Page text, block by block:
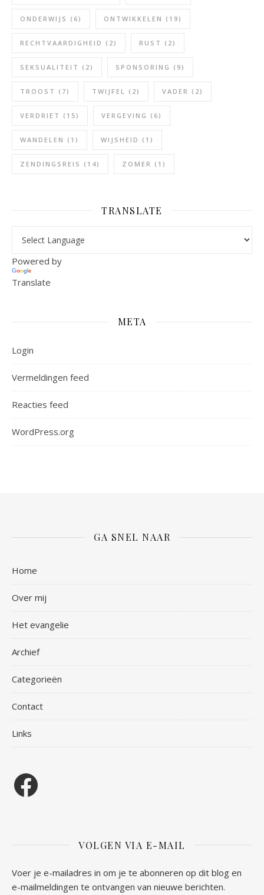
ONDERWIJS (6) ONTWIKKELEN (19)
RECHTVAARDIGHEID (2) RUST (2)
SEKSUALITEIT (2) SPONSORING (9)
TROOST (7) TWIJFEL (2) VADER (2)
VERDRIET (15) VERGEVING (6)
WANDELEN (1) WIJSHEID (1)
ZENDINGSREIS (14) ZOMER (1)
TRANSLATE
Powered by
Translate
META
Login
Vermeldingen feed
Reacties feed
WordPress.org
GA SNEL NAAR
Home
Over mij
Het evangelie
Archief
Categorieën
Contact
Links
Facebook
VOLGEN VIA E-MAIL
Voer je e-mailadres in om je te abonneren op dit blog en
e-mailmeldingen te ontvangen van nieuwe berichten.